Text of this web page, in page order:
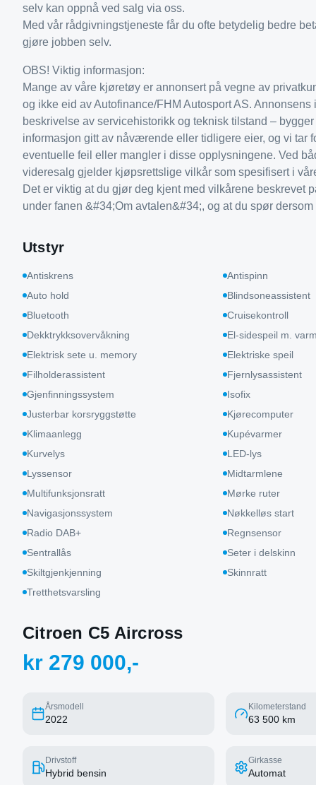
selv kan oppnå ved salg via oss.
Med vår rådgivningstjeneste får du ofte betydelig bedre
gjøre jobben selv.
OBS! Viktig informasjon:
Mange av våre kjøretøy er annonsert på vegne av
og ikke eid av Autofinance/FHM Autosport AS.
beskrivelse av servicehistorikk og teknisk tilstand –
informasjon gitt av nåværende eller tidligere eier, og vi tar
eventuelle feil eller mangler i disse opplysningene. Ved
videresalg gjelder kjøpsrettslige vilkår som spesifisert i
Det er viktig at du gjør deg kjent med vilkårene beskrevet
under fanen &#34;Om avtalen&#34;, og at du spør
Utstyr
Antiskrens
Antispinn
Auto hold
Blindsoneassistent
Bluetooth
Cruisekontroll
Dekktrykksovervåkning
El-sidespeil m.
Elektrisk sete u. memory
Elektriske speil
Filholderassistent
Fjernlysassistent
Gjenfinningssystem
Isofix
Justerbar korsryggstøtte
Kjørecomputer
Klimaanlegg
Kupévarmer
Kurvelys
LED-lys
Lyssensor
Midtarmlene
Multifunksjonsratt
Mørke ruter
Navigasjonssystem
Nøkkelløs start
Radio DAB+
Regnsensor
Sentrallås
Seter i delskinn
Skiltgjenkjenning
Skinnratt
Tretthetsvarsling
Citroen C5 Aircross
kr 279 000,-
Årsmodell
2022
Kilometerstand
63 500 km
Drivstoff
Hybrid bensin
Girkasse
Automat